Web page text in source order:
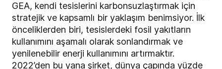
GEA, kendi tesislerini karbonsuzlaştırmak için
stratejik ve kapsamlı bir yaklaşım benimsiyor. İlk
önceliklerden biri, tesislerdeki fosil yakıtların
kullanımını aşamalı olarak sonlandırmak ve
yenilenebilir enerji kullanımını artırmaktır.
2022’den bu yana şirket, dünya çapında yüzde